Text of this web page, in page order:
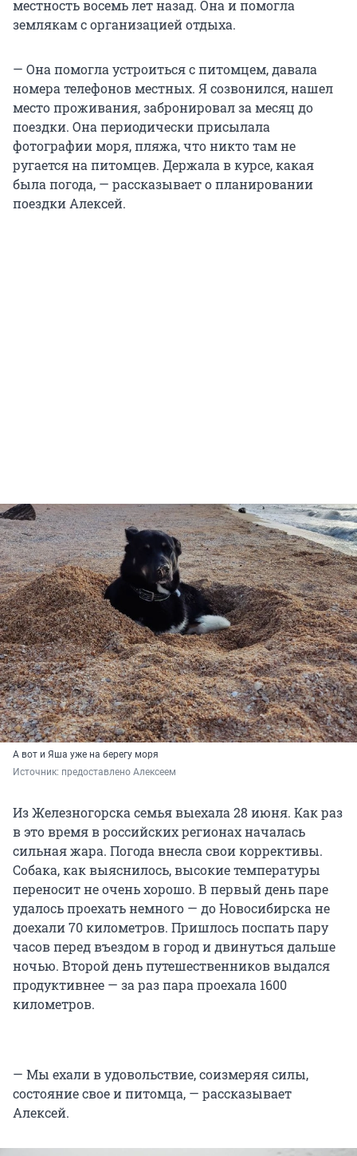
местность восемь лет назад. Она и помогла
землякам с организацией отдыха.
— Она помогла устроиться с питомцем, давала
номера телефонов местных. Я созвонился, нашел
место проживания, забронировал за месяц до
поездки. Она периодически присылала
фотографии моря, пляжа, что никто там не
ругается на питомцев. Держала в курсе, какая
была погода, — рассказывает о планировании
поездки Алексей.
А вот и Яша уже на берегу моря
Источник: предоставлено Алексеем
Из Железногорска семья выехала 28 июня. Как раз
в это время в российских регионах началась
сильная жара. Погода внесла свои коррективы.
Собака, как выяснилось, высокие температуры
переносит не очень хорошо. В первый день паре
удалось проехать немного — до Новосибирска не
доехали 70 километров. Пришлось поспать пару
часов перед въездом в город и двинуться дальше
ночью. Второй день путешественников выдался
продуктивнее — за раз пара проехала 1600
километров.
— Мы ехали в удовольствие, соизмеряя силы,
состояние свое и питомца, — рассказывает
Алексей.